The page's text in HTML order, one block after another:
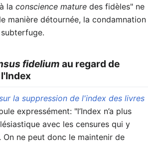
à la conscience mature des fidèles" ne
manière détournée, la condamnation
fidelium au regard de
la suppression de l'index des livres
expressément: "l’Index n’a plus
avec les censures qui y
On ne peut donc le maintenir de